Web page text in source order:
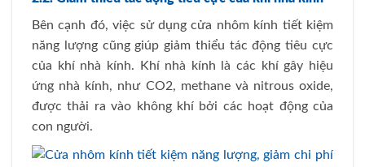
Bên cạnh đó, việc sử dụng cửa nhôm kính tiết kiệm
năng lượng cũng giúp giảm thiểu tác động tiêu cực
của khí nhà kính. Khí nhà kính là các khí gây hiệu
ứng nhà kính, như CO2, methane và nitrous oxide,
được thải ra vào không khí bởi các hoạt động của
con người.